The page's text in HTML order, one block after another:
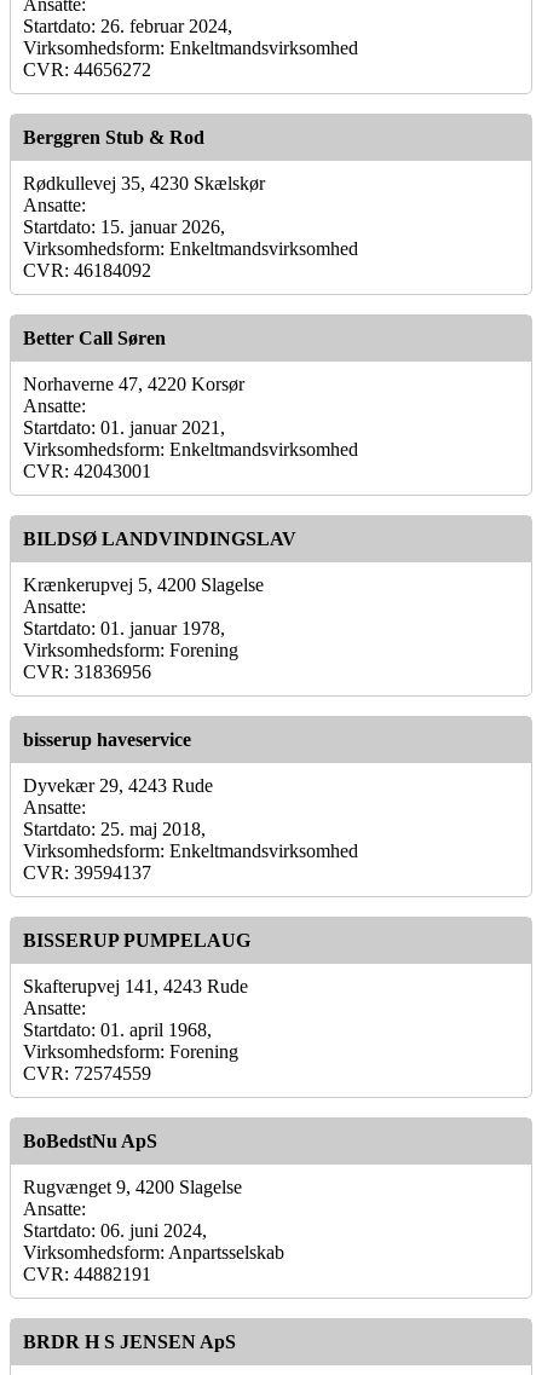
Startdato: 26. februar 2024,
Virksomhedsform: Enkeltmandsvirksomhed
CVR: 44656272
Berggren Stub & Rod
Rødkullevej 35, 4230 Skælskør
Ansatte:
Startdato: 15. januar 2026,
Virksomhedsform: Enkeltmandsvirksomhed
CVR: 46184092
Better Call Søren
Norhaverne 47, 4220 Korsør
Ansatte:
Startdato: 01. januar 2021,
Virksomhedsform: Enkeltmandsvirksomhed
CVR: 42043001
BILDSØ LANDVINDINGSLAV
Krænkerupvej 5, 4200 Slagelse
Ansatte:
Startdato: 01. januar 1978,
Virksomhedsform: Forening
CVR: 31836956
bisserup haveservice
Dyvekær 29, 4243 Rude
Ansatte:
Startdato: 25. maj 2018,
Virksomhedsform: Enkeltmandsvirksomhed
CVR: 39594137
BISSERUP PUMPELAUG
Skafterupvej 141, 4243 Rude
Ansatte:
Startdato: 01. april 1968,
Virksomhedsform: Forening
CVR: 72574559
BoBedstNu ApS
Rugvænget 9, 4200 Slagelse
Ansatte:
Startdato: 06. juni 2024,
Virksomhedsform: Anpartsselskab
CVR: 44882191
BRDR H S JENSEN ApS